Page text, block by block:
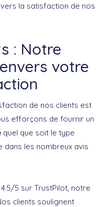
la satisfaction de nos
: Notre
votre
de nos clients est
efforçons de fournir un
quel que soit le type
dans les nombreux avis
5 sur TrustPilot, notre
clients soulignent